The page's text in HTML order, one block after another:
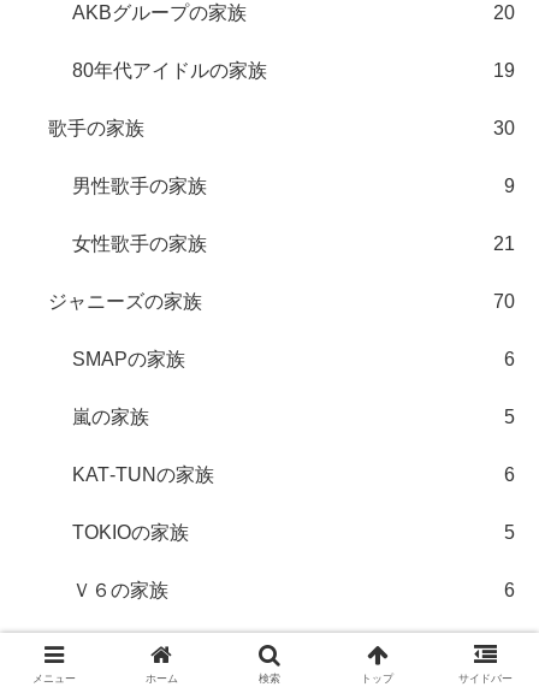
AKBグループの家族 20
80年代アイドルの家族 19
歌手の家族 30
男性歌手の家族 9
女性歌手の家族 21
ジャニーズの家族 70
SMAPの家族 6
嵐の家族 5
KAT‐TUNの家族 6
TOKIOの家族 5
Ｖ６の家族 6
NEWSの家族
メニュー ホーム 検索 トップ サイドバー